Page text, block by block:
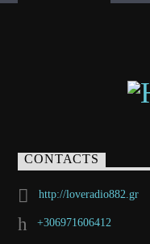
CONTACTS
http://loveradio882.gr
+306971606412